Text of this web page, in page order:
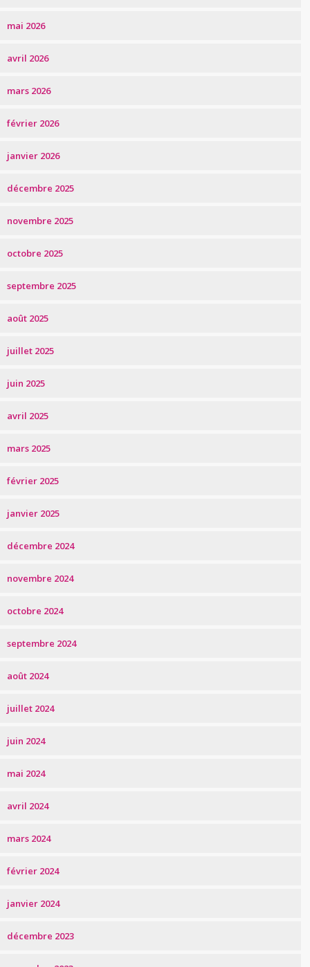
mai 2026
avril 2026
mars 2026
février 2026
janvier 2026
décembre 2025
novembre 2025
octobre 2025
septembre 2025
août 2025
juillet 2025
juin 2025
avril 2025
mars 2025
février 2025
janvier 2025
décembre 2024
novembre 2024
octobre 2024
septembre 2024
août 2024
juillet 2024
juin 2024
mai 2024
avril 2024
mars 2024
février 2024
janvier 2024
décembre 2023